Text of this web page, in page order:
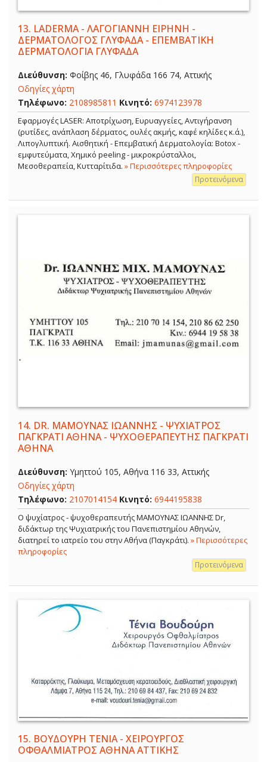
13. LADERMA - ΛΑΓΟΓΙΑΝΝΗ ΕΙΡΗΝΗ -
ΔΕΡΜΑΤΟΛΟΓΟΣ ΓΛΥΦΑΔΑ - ΕΠΕΜΒΑΤΙΚΗ
ΔΕΡΜΑΤΟΛΟΓΙΑ ΓΛΥΦΑΔΑ
Διεύθυνση: Φοίβης 46, Γλυφάδα 166 74, Αττικής
Οδηγίες χάρτη
Τηλέφωνο: 2108985811 Κινητό: 6974123978
Εφαρμογές LASER: Αποτρίχωση, Ευρυαγγείες, Αντιγήρανση
(ρυτίδες, ανάπλαση δέρματος, ουλές ακμής, καφέ κηλίδες κ.ά.),
Λιπογλυπτική. Αισθητική - Επεμβατική Δερματολογία: Botox -
εμφυτεύματα, Χημικό peeling - μικροκρύσταλλοι,
Μεσοθεραπεία, Κυτταρίτιδα. » Περισσότερες πληροφορίες
Προτεινόμενα
14. DR. ΜΑΜΟΥΝΑΣ ΙΩΑΝΝΗΣ - ΨΥΧΙΑΤΡΟΣ
ΠΑΓΚΡΑΤΙ ΑΘΗΝΑ - ΨΥΧΟΘΕΡΑΠΕΥΤΗΣ ΠΑΓΚΡΑΤΙ
ΑΘΗΝΑ
Διεύθυνση: Υμηττού 105, Αθήνα 116 33, Αττικής
Οδηγίες χάρτη
Τηλέφωνο: 2107014154 Κινητό: 6944195838
Ο ψυχίατρος - ψυχοθεραπευτής ΜΑΜΟΥΝΑΣ ΙΩΑΝΝΗΣ Dr,
διδάκτωρ της Ψυχιατρικής του Πανεπιστημίου Αθηνών,
διατηρεί το ιατρείο του στην Αθήνα (Παγκράτι). » Περισσότερες
πληροφορίες
Προτεινόμενα
15. ΒΟΥΔΟΥΡΗ ΤΕΝΙΑ - ΧΕΙΡΟΥΡΓΟΣ
ΟΦΘΑΛΜΙΑΤΡΟΣ ΑΘΗΝΑ ΑΤΤΙΚΗΣ